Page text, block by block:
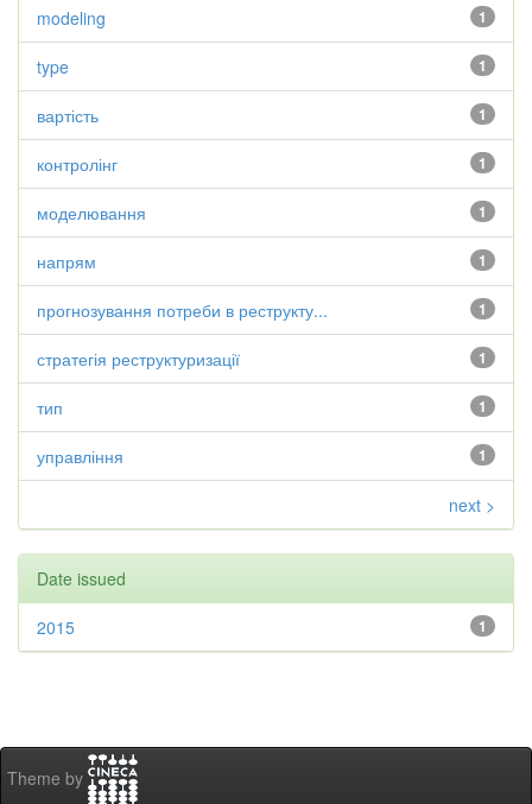
1
modeling
1
type
1
вартість
1
контролінг
1
моделювання
1
напрям
1
прогнозування потреби в реструкту...
1
стратегія реструктуризації
1
тип
1
управління
next >
Date issued
1
2015
Theme by